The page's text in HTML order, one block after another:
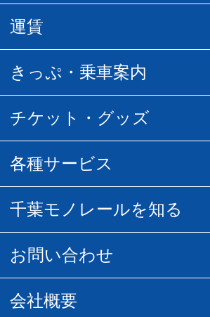
駅情報
所要時間
空の散歩道
URBAN FLYER時刻表
運賃
普通運賃
団体乗車
貸切列車
きっぷ・乗車案内
乗車券の種類
フリーきっぷ
記念切符
割引制度
チケット・グッズ
駅窓口販売チケット
葭川となみグッズ
初音ミクグッズ
各種サービス
モノちゃんトラベル
広告募集
千葉モノレールを知る
営業距離世界最長
お問い合わせ
お客様の声
会社概要